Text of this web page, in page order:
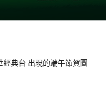
典台 出現的端午節賀圖